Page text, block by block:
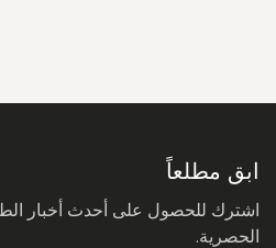
ابق مطلعاً
اشترك للحصول على أحدث أخبار
الحصرية.